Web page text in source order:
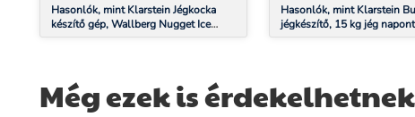
Hasonlók, mint Klarstein Jégkocka
készítő gép, Wallberg Nugget Ice
Maker
Hasonlók, mint Klarstein
jégkészítő, 15 kg jég
zúzott jég, Rozsdamentes
Még ezek is